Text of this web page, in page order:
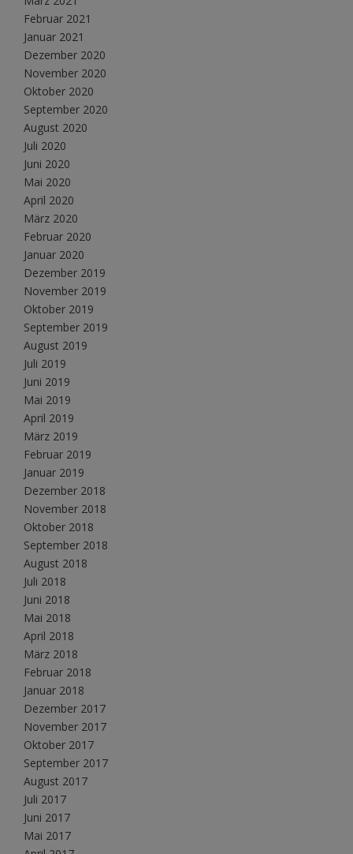
Februar 2021
Januar 2021
Dezember 2020
November 2020
Oktober 2020
September 2020
August 2020
Juli 2020
Juni 2020
Mai 2020
April 2020
März 2020
Februar 2020
Januar 2020
Dezember 2019
November 2019
Oktober 2019
September 2019
August 2019
Juli 2019
Juni 2019
Mai 2019
April 2019
März 2019
Februar 2019
Januar 2019
Dezember 2018
November 2018
Oktober 2018
September 2018
August 2018
Juli 2018
Juni 2018
Mai 2018
April 2018
März 2018
Februar 2018
Januar 2018
Dezember 2017
November 2017
Oktober 2017
September 2017
August 2017
Juli 2017
Juni 2017
Mai 2017